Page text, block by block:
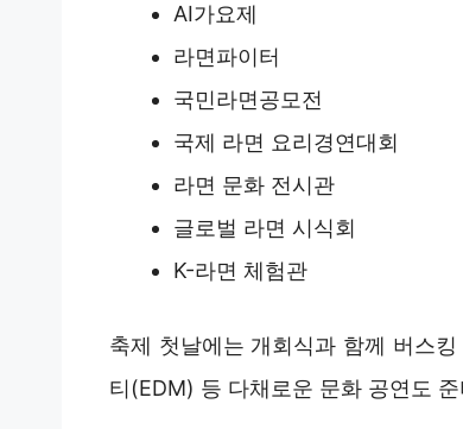
AI가요제
라면파이터
국민라면공모전
국제 라면 요리경연대회
라면 문화 전시관
글로벌 라면 시식회
K-라면 체험관
축제 첫날에는 개회식과 함께 버스
티(EDM) 등 다채로운 문화 공연도